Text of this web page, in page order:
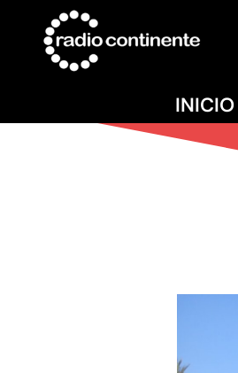
INICIO